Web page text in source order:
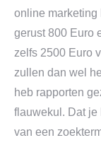
online marketing
gerust 800 Euro
zelfs 2500 Euro
zullen dan wel
heb rapporten
flauwekul. Dat je
van een